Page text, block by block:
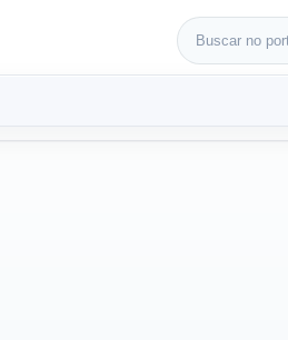
Buscar por: